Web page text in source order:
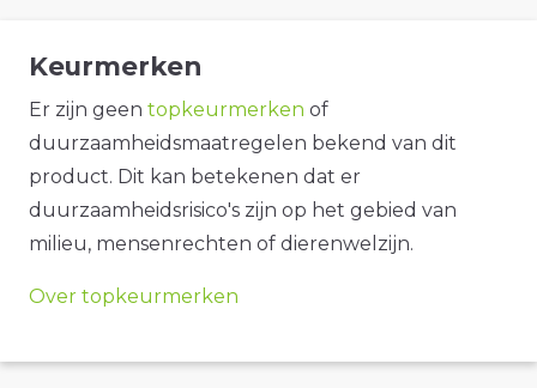
Keurmerken
Er zijn geen topkeurmerken of
duurzaamheidsmaatregelen bekend van dit
product. Dit kan betekenen dat er
duurzaamheidsrisico's zijn op het gebied van
milieu, mensenrechten of dierenwelzijn.
Over topkeurmerken